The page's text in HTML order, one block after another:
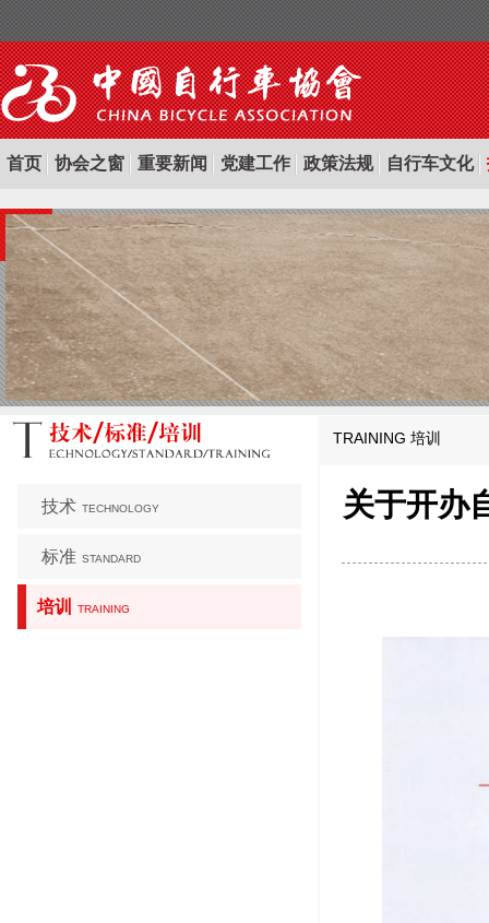
首页 协会之窗 重要新闻 党建工作 政策法规 自行车文化
技术 TECHNOLOGY
标准 STANDARD
培训 TRAINING
TRAINING 培训
关于开办